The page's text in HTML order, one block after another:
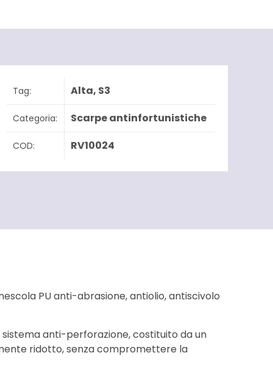
Tag: Alta, S3
Categoria: Scarpe antinfortunistiche
COD: RV10024
PU anti-abrasione, antiolio, antiscivolo
sistema anti-perforazione, costituito da un
ridotto, senza compromettere la